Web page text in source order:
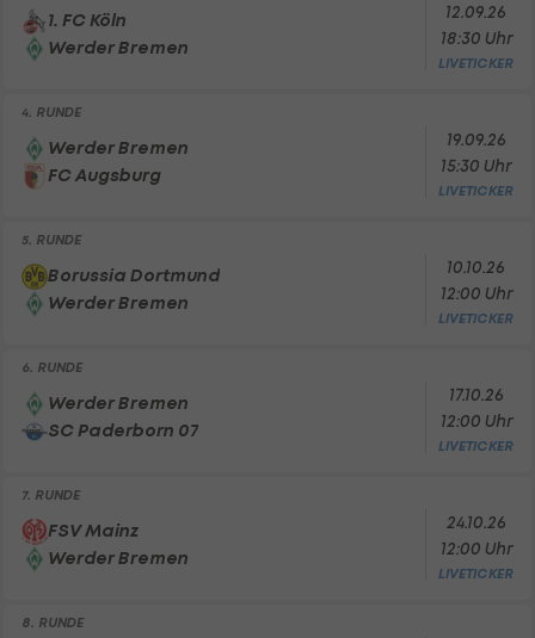
1. FC Köln
Werder Bremen
12.09.26
18:30 Uhr
LIVETICKER
4. RUNDE
Werder Bremen
FC Augsburg
19.09.26
15:30 Uhr
LIVETICKER
5. RUNDE
Borussia Dortmund
Werder Bremen
10.10.26
12:00 Uhr
LIVETICKER
6. RUNDE
Werder Bremen
SC Paderborn 07
17.10.26
12:00 Uhr
LIVETICKER
7. RUNDE
FSV Mainz
Werder Bremen
24.10.26
12:00 Uhr
LIVETICKER
8. RUNDE